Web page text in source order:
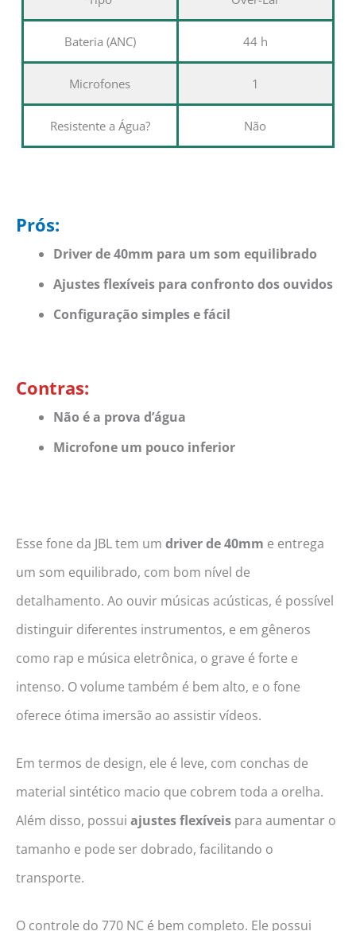
Bateria (ANC) 44 h
Microfones 1
Resistente a Água? Não
Prós:
Driver de 40mm para um som equilibrado
Ajustes flexíveis para confronto dos ouvidos
Configuração simples e fácil
Contras:
Não é a prova d’água
Microfone um pouco inferior
Esse fone da JBL tem um driver de 40mm e entrega
um som equilibrado, com bom nível de
detalhamento. Ao ouvir músicas acústicas, é possível
distinguir diferentes instrumentos, e em gêneros
como rap e música eletrônica, o grave é forte e
intenso. O volume também é bem alto, e o fone
oferece ótima imersão ao assistir vídeos.
Em termos de design, ele é leve, com conchas de
material sintético macio que cobrem toda a orelha.
Além disso, possui ajustes flexíveis para aumentar o
tamanho e pode ser dobrado, facilitando o
transporte.
O controle do 770 NC é bem completo. Ele possui